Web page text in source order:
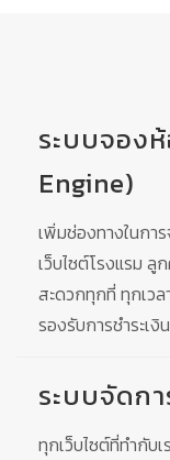
ระบบจอง
Engine)
เพิ่มช่องทางในกา
เว็บไซต์โรงแรม
สะดวกทุกที่ ทุกเว
รองรับการชำระเ
ระบบจัดก
ทุกเว็บไซต์ที่ทำกับ